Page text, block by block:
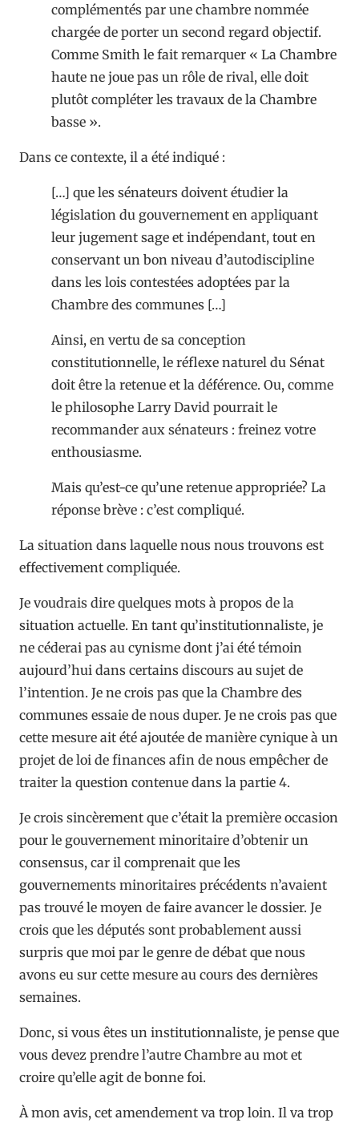
complémentés par une chambre nommée
chargée de porter un second regard objectif.
Comme Smith le fait remarquer « La Chambre
haute ne joue pas un rôle de rival, elle doit
plutôt compléter les travaux de la Chambre
basse ».
Dans ce contexte, il a été indiqué :
[…] que les sénateurs doivent étudier la
législation du gouvernement en appliquant
leur jugement sage et indépendant, tout en
conservant un bon niveau d’autodiscipline
dans les lois contestées adoptées par la
Chambre des communes […]
Ainsi, en vertu de sa conception
constitutionnelle, le réflexe naturel du Sénat
doit être la retenue et la déférence. Ou, comme
le philosophe Larry David pourrait le
recommander aux sénateurs : freinez votre
enthousiasme.
Mais qu’est-ce qu’une retenue appropriée? La
réponse brève : c’est compliqué.
La situation dans laquelle nous nous trouvons est
effectivement compliquée.
Je voudrais dire quelques mots à propos de la
situation actuelle. En tant qu’institutionnaliste, je
ne céderai pas au cynisme dont j’ai été témoin
aujourd’hui dans certains discours au sujet de
l’intention. Je ne crois pas que la Chambre des
communes essaie de nous duper. Je ne crois pas que
cette mesure ait été ajoutée de manière cynique à un
projet de loi de finances afin de nous empêcher de
traiter la question contenue dans la partie 4.
Je crois sincèrement que c’était la première occasion
pour le gouvernement minoritaire d’obtenir un
consensus, car il comprenait que les
gouvernements minoritaires précédents n’avaient
pas trouvé le moyen de faire avancer le dossier. Je
crois que les députés sont probablement aussi
surpris que moi par le genre de débat que nous
avons eu sur cette mesure au cours des dernières
semaines.
Donc, si vous êtes un institutionnaliste, je pense que
vous devez prendre l’autre Chambre au mot et
croire qu’elle agit de bonne foi.
À mon avis, cet amendement va trop loin. Il va trop